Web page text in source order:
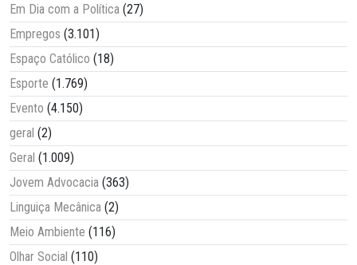
Em Dia com a Política (27)
Empregos (3.101)
Espaço Católico (18)
Esporte (1.769)
Evento (4.150)
geral (2)
Geral (1.009)
Jovem Advocacia (363)
Linguiça Mecânica (2)
Meio Ambiente (116)
Olhar Social (110)